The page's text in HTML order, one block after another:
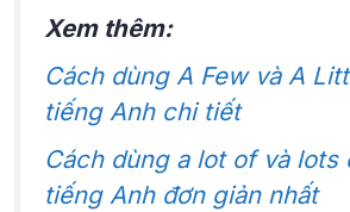
Xem thêm:
Cách dùng A Few và A
tiếng Anh chi tiết
Cách dùng a lot of và lots
tiếng Anh đơn giản nhất